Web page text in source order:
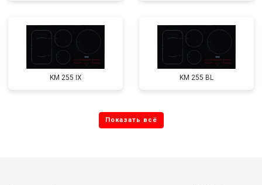
KM 255 IX KM 255 BL